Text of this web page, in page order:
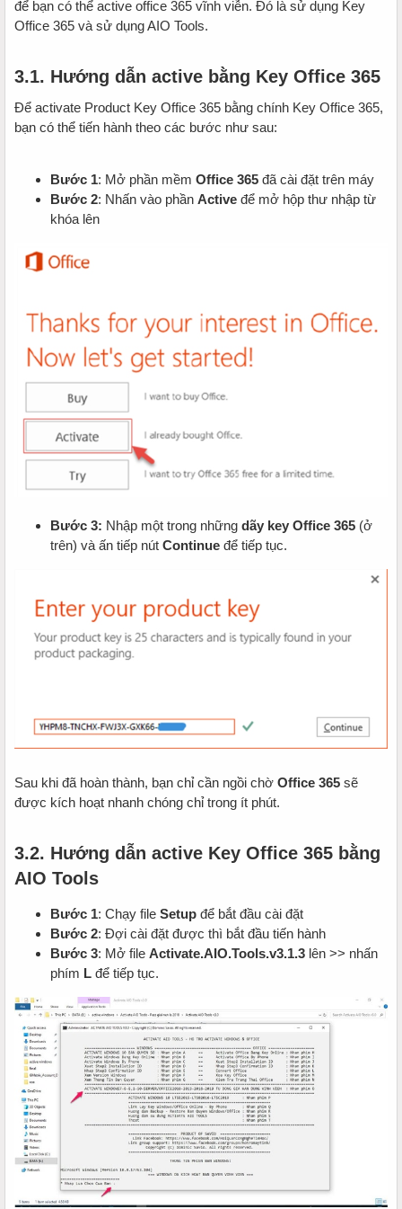
để bạn có thể active office 365 vĩnh viễn. Đó là sử dụng Key
Office 365 và sử dụng AIO Tools.
3.1. Hướng dẫn active bằng Key Office 365
Để activate Product Key Office 365 bằng chính Key Office 365,
bạn có thể tiến hành theo các bước như sau:
Bước 1: Mở phần mềm Office 365 đã cài đặt trên máy
Bước 2: Nhấn vào phần Active để mở hộp thư nhập từ
khóa lên
Bước 3: Nhập một trong những dãy key Office 365 (ở
trên) và ấn tiếp nút Continue để tiếp tục.
Sau khi đã hoàn thành, bạn chỉ cần ngồi chờ Office 365 sẽ
được kích hoạt nhanh chóng chỉ trong ít phút.
3.2. Hướng dẫn active Key Office 365 bằng
AIO Tools
Bước 1: Chạy file Setup để bắt đầu cài đặt
Bước 2: Đợi cài đặt được thì bắt đầu tiến hành
Bước 3: Mở file Activate.AIO.Tools.v3.1.3 lên >> nhấn
phím L để tiếp tục.